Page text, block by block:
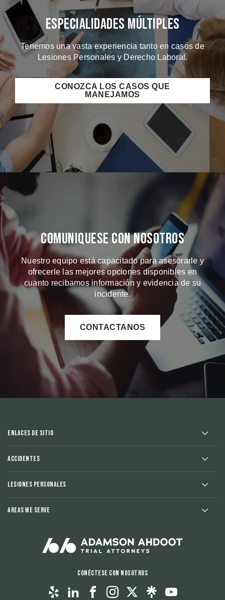
Especialidades Múltiples
Tenemos una vasta experiencia tanto en casos de
Lesiones Personales y Derecho Laboral.
CONOZCA LOS CASOS QUE
MANEJAMOS
Comuniquese Con Nosotros
Nuestro equipo está capacitado para asesorarle y
ofrecerle las mejores opciones disponibles en
cuanto recibamos información y evidencia de su
incidente.
CONTACTANOS
Enlaces de sitio
Accidentes
Lesiones Personales
Areas We Serve
Conéctese con nosotros